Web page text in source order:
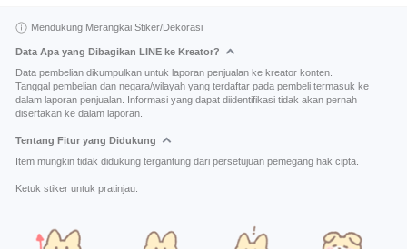
Mendukung Merangkai Stiker/Dekorasi
Data Apa yang Dibagikan LINE ke Kreator?
Data pembelian dikumpulkan untuk laporan penjualan ke kreator konten.
Tanggal pembelian dan negara/wilayah yang terdaftar pada pembeli termasuk ke
dalam laporan penjualan. Informasi yang dapat diidentifikasi tidak akan pernah
disertakan ke dalam laporan.
Tentang Fitur yang Didukung
Item mungkin tidak didukung tergantung dari persetujuan pemegang hak cipta.
Ketuk stiker untuk pratinjau.